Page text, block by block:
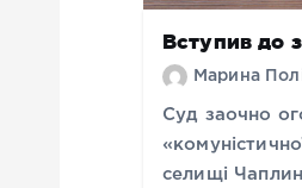
Вступив до
Марина
Суд заочно
селищі